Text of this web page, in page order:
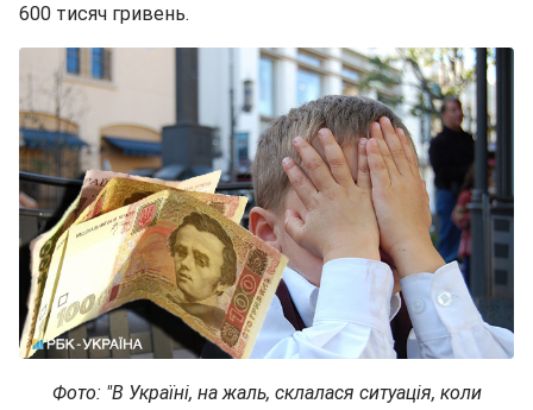
600 тисяч гривень.
Фото: "В Україні, на жаль, склалася ситуація, коли